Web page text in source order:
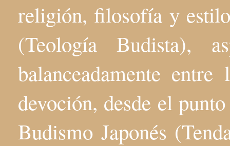
religión, filosofía y
(Teología Budista),
balanceadamente
devoción, desde el
Budismo Japonés